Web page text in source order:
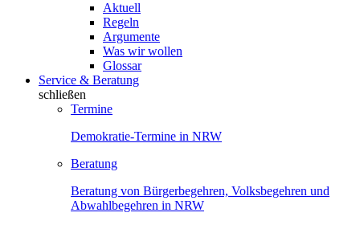
Aktuell
Regeln
Argumente
Was wir wollen
Glossar
Service & Beratung
schließen
Termine
Demokratie-Termine in NRW
Beratung
Beratung von Bürgerbegehren, Volksbegehren und
Abwahlbegehren in NRW